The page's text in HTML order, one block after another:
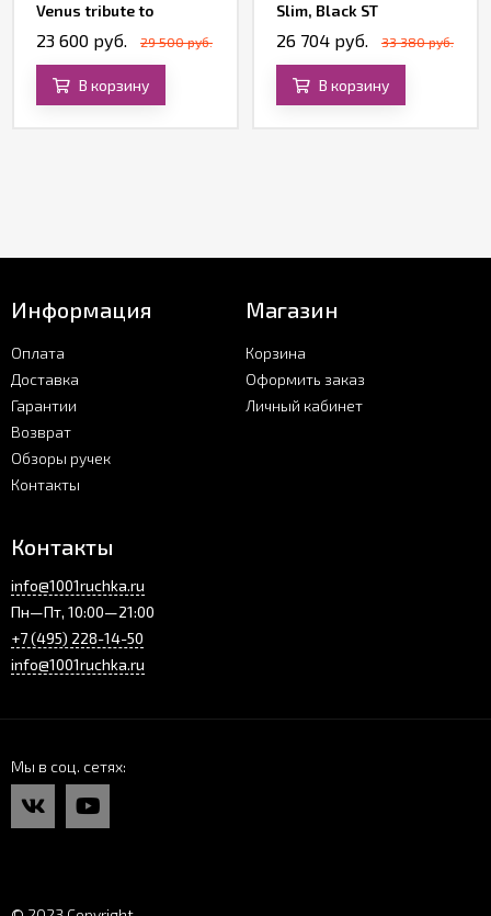
Venus tribute to
Botticelli, White Marble
23 600 руб. 29 500 руб.
В корзину
Slim, Black ST
26 704 руб. 33 380 руб.
В корзину
Информация
Оплата
Доставка
Гарантии
Возврат
Обзоры ручек
Контакты
Магазин
Корзина
Оформить заказ
Личный кабинет
Контакты
info@1001ruchka.ru
Пн—Пт, 10:00—21:00
+7 (495) 228-14-50
info@1001ruchka.ru
Мы в соц. сетях